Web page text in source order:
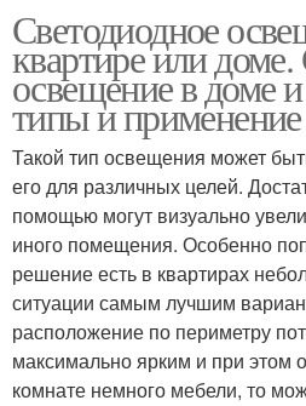
Светодиодное
квартире или
освещение в доме
типы и применение
Такой тип освещения может
его для различных целей.
помощью могут визуально
иного помещения. Особенно
решение есть в квартирах
ситуации самым лучшим
расположение по периметру
максимально ярким и при этом
комнате немного мебели, то